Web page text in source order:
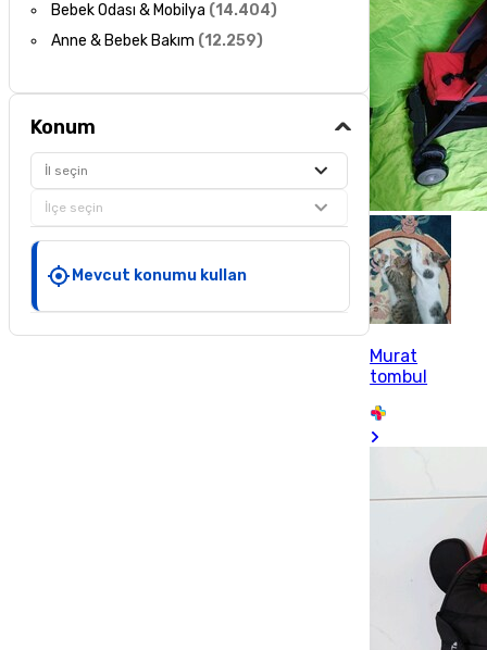
Bebek Odası & Mobilya (14.404)
Anne & Bebek Bakım (12.259)
Konum
İl seçin
İlçe seçin
Mevcut konumu kullan
Murat
tombul